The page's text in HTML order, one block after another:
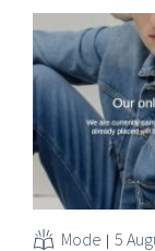
Kors, ondanks
Mode 5